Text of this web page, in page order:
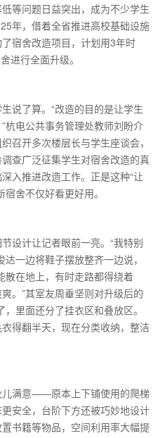
等问题日益突出，成为不少学生
年，借着全省推进高校基础设施
宿舍改造项目，计划用3年时
进行全面升级。
说了算。“改造的目的是让学生
杭电公共事务管理处教师刘盼介
召开多次楼层长与学生座谈会，
查广泛征集学生对宿舍改造的真
入推进改造工作。正是这种“让
舍不仅好看更好用。
设计让记者眼前一亮。“我特别
一边将鞋子摆放整齐一边说，
散在地上，有时走路都得绕着
。”其室友周垂坚则对升级后的
里面还分了挂衣区和叠放区。
得翻半天，现在分类收纳，整洁
儿满意——原本上下铺使用的爬梯
安全，台阶下方还被巧妙地设计
书籍等物品，空间利用率大幅提